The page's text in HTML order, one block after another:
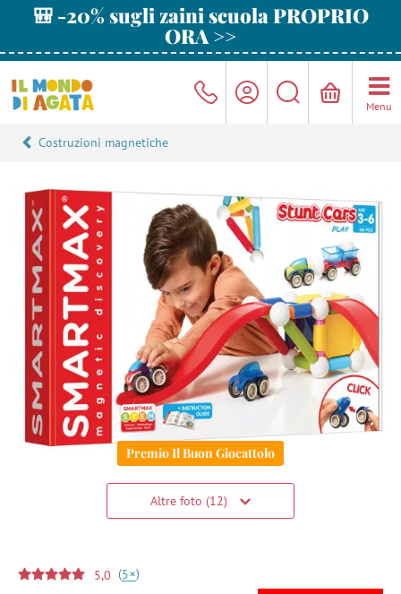
🎒 -20% sugli zaini scuola PROPRIO
ORA >>
Menu
Costruzioni magnetiche
Premio Il Buon Giocattolo
Altre foto (12)
5,0 (5+)